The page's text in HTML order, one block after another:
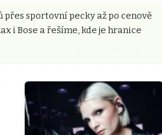
sportovní pecky až po cenově
i Bose a řešíme, kde je hranice